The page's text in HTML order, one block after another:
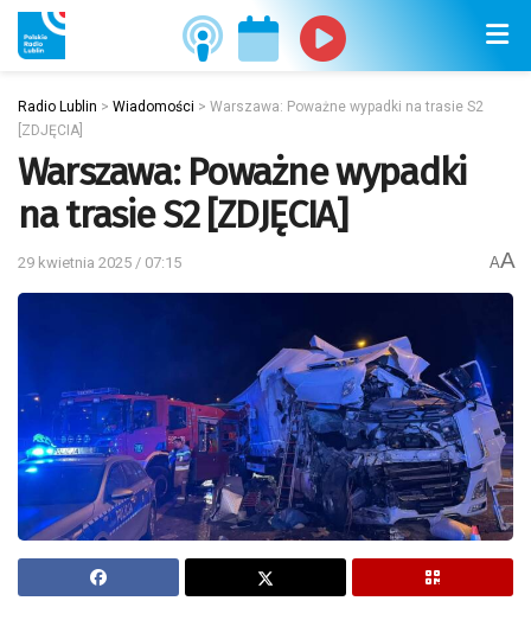
Radio Lublin > Wiadomości > Warszawa: Poważne wypadki na trasie S2
[ZDJĘCIA]
Warszawa: Poważne wypadki
na trasie S2 [ZDJĘCIA]
29 kwietnia 2025 / 07:15 AA